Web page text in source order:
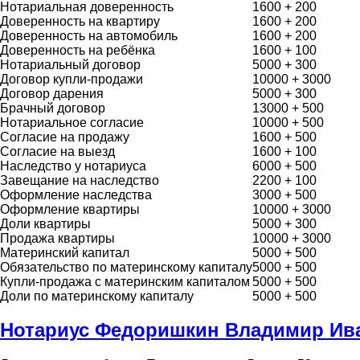
Нотариальная доверенность
1600 + 200
Доверенность на квартиру
1600 + 200
Доверенность на автомобиль
1600 + 200
Доверенность на ребёнка
1600 + 100
Нотариальный договор
5000 + 300
Договор купли-продажи
10000 + 3000
Договор дарения
5000 + 300
Брачный договор
13000 + 500
Нотариальное согласие
10000 + 500
Согласие на продажу
1600 + 500
Согласие на выезд
1600 + 100
Наследство у нотариуса
6000 + 500
Завещание на наследство
2200 + 100
Оформление наследства
3000 + 500
Оформление квартиры
10000 + 3000
Доли квартиры
5000 + 300
Продажа квартиры
10000 + 3000
Материнский капитал
5000 + 500
Обязательство по материнскому капиталу5000 + 500
Купли-продажа с материнским капиталом 5000 + 500
Доли по материнскому капиталу
5000 + 500
Нотариус Федоришкин Владимир